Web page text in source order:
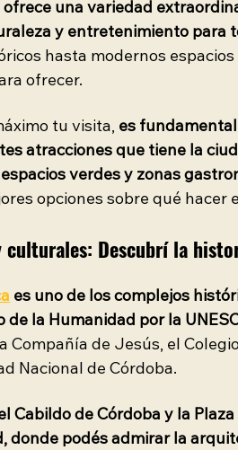
una variedad
y entretenimiento para
hasta modernos
ofrecer.
tu visita, es
atracciones que tiene la
verdes y zonas
opciones sobre qué hacer
Descubrí la
es uno de los complejos
de la Humanidad por la
Compañía de Jesús, el
Nacional de Córdoba.
Cabildo de Córdoba y la
donde podés admirar la